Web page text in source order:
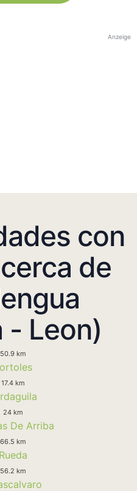
Anzeige
con
de
- Leon)
50.9 km
17.4 km
24 km
De Arriba
66.5 km
Rueda
56.2 km